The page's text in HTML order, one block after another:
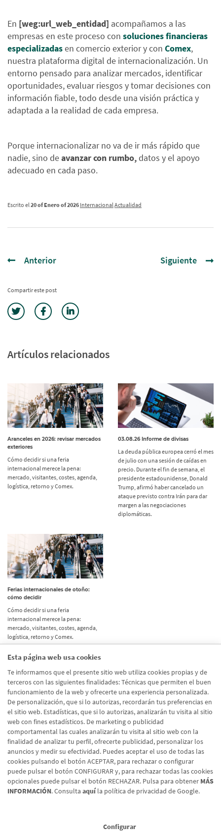
Esta página web usa cookies
Te informamos que el presente sitio web utiliza cookies propias y de
terceros con las siguientes finalidades: Técnicas que permiten el buen
funcionamiento de la web y ofrecerte una experiencia personalizada.
De personalización, que si lo autorizas, recordarán tus preferencias en
el sitio web. Estadísticas, que si lo autorizas, analizarán tu visita al sitio
web con fines estadísticos. De marketing o publicidad
comportamental las cuales analizarán tu visita al sitio web con la
finalidad de analizar tu perfil, ofrecerte publicidad, personalizar los
anuncios y medir su efectividad. Puedes aceptar el uso de todas las
cookies pulsando el botón ACEPTAR, para rechazar o configurar
puede pulsar el botón CONFIGURAR y, para rechazar todas las cookies
opcionales puede pulsar el botón RECHAZAR. Pulsa para obtener MÁS
INFORMACIÓN. Consulta aquíla política de privacidad de Google.
Configurar
En [weg:url_web_entidad] acompañamos a las
empresas en este proceso con soluciones financieras
especializadasen comercio exterior y con Comex,
nuestra plataforma digital de internacionalización. Un
entorno pensado para analizar mercados, identificar
oportunidades, evaluar riesgos y tomar decisiones con
información fiable, todo desde una visión práctica y
adaptada a la realidad de cada empresa.
Porque internacionalizar no va de ir más rápido que
nadie, sino deavanzar con rumbo,datos y el apoyo
adecuado en cada paso.
Escrito el 20 of Enero of 2026 Internacional Actualidad
Anterior Siguiente
Compartir este post
Artículos relacionados
Aranceles en 2026: revisar mercados
exteriores
Cómo decidir si una feria
internacional merece la pena:
mercado, visitantes, costes, agenda,
logística, retorno y Comex.
03.08.26 Informe de divisas
La deuda pública europea cerró el mes
de julio con una sesión de caídas en
precio. Durante el fin de semana, el
presidente estadounidense, Donald
Trump, afirmó haber cancelado un
ataque previsto contra Irán para dar
margen a las negociaciones
diplomáticas.
Ferias internacionales de otoño:
cómo decidir
Cómo decidir si una feria
internacional merece la pena:
mercado, visitantes, costes, agenda,
logística, retorno y Comex.
Etiquetas
Actualidad(514)
Internacional(490)
Empresa(138)
Recomendaciones
Internacional - Cloned(8)
Actualidad - Cloned (8)